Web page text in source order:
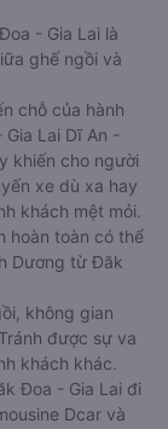
- Gia Lai là
ghế ngồi và
chỗ của hành
Lai Dĩ An -
khiến cho người
xe dù xa hay
khách mệt mỏi.
hoàn toàn có thể
Dương từ Đăk
không gian
được sự va
khách khác.
Đoa - Gia Lai đi
Dcar và